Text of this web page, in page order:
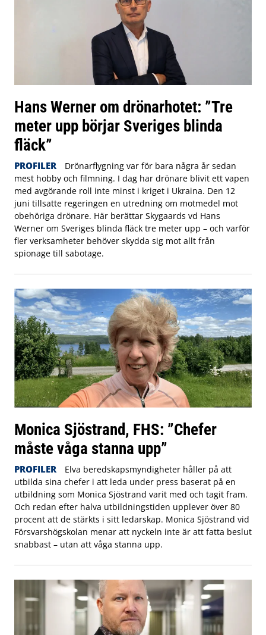
Hans Werner om drönarhotet: ”Tre
meter upp börjar Sveriges blinda
fläck”
PROFILER
Drönarflygning var för bara några år sedan
mest hobby och filmning. I dag har drönare blivit ett vapen
med avgörande roll inte minst i kriget i Ukraina. Den 12
juni tillsatte regeringen en utredning om motmedel mot
obehöriga drönare. Här berättar Skygaards vd Hans
Werner om Sveriges blinda fläck tre meter upp – och varför
fler verksamheter behöver skydda sig mot allt från
spionage till sabotage.
Monica Sjöstrand, FHS: ”Chefer
måste våga stanna upp”
PROFILER
Elva beredskapsmyndigheter håller på att
utbilda sina chefer i att leda under press baserat på en
utbildning som Monica Sjöstrand varit med och tagit fram.
Och redan efter halva utbildningstiden upplever över 80
procent att de stärkts i sitt ledarskap. Monica Sjöstrand vid
Försvarshögskolan menar att nyckeln inte är att fatta beslut
snabbast – utan att våga stanna upp.